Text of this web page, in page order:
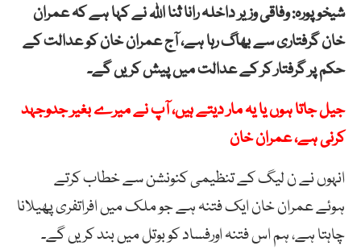
شیخوپورہ: وفاقی وزیر داخلہ رانا ثنا اللہ نے کہا ہے کہ عمران
خان گرفتاری سے بھاگ رہا ہے، آج عمران خان کو عدالت کے
حکم پر گرفتار کر کے عدالت میں پیش کریں گے۔
جیل جاتا ہوں یا یہ مار دیتے ہیں، آپ نے میرے بغیر جدوجہد
کرنی ہے، عمران خان
انہوں نے ن لیگ کے تنظیمی کنونشن سے خطاب کرتے
ہوئے عمران خان ایک فتنہ ہے جو ملک میں افراتفری پھیلانا
چاہتا ہے، ہم اس فتنہ اورفساد کو بوتل میں بند کریں گے۔